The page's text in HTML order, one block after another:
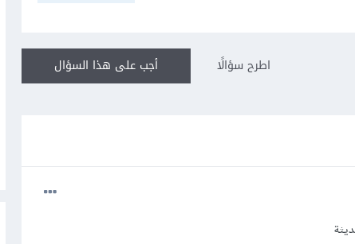
أجب على هذا السؤال اطرح سؤالًا